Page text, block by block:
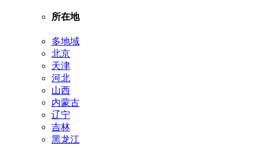
所在地
多地域
北京
天津
河北
山西
内蒙古
辽宁
吉林
黑龙江